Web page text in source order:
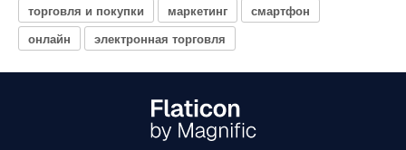
торговля и покупки маркетинг
смартфон
онлайн
электронная торговля